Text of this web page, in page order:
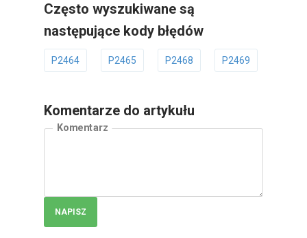
Często wyszukiwane są
następujące kody błędów
P2464 P2465 P2468 P2469
Komentarze do artykułu
Komentarz
NAPISZ